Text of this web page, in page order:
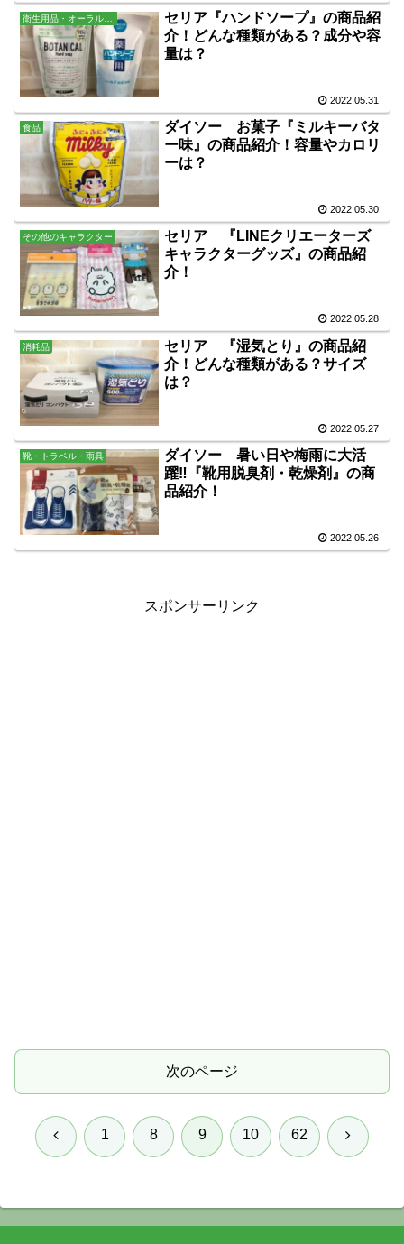
セリア『ハンドソープ』の商品紹
介！どんな種類がある？成分や容
量は？
2022.05.31
食品
ダイソー お菓子『ミルキーバタ
ー味』の商品紹介！容量やカロリ
ーは？
2022.05.30
その他のキャラクター
セリア 『LINEクリエーターズ
キャラクターグッズ』の商品紹
介！
2022.05.28
消耗品
セリア 『湿気とり』の商品紹
介！どんな種類がある？サイズ
は？
2022.05.27
靴・トラベル・雨具
ダイソー 暑い日や梅雨に大活
躍‼『靴用脱臭剤・乾燥剤』の商
品紹介！
2022.05.26
スポンサーリンク
次のページ
前 1 8 9 10 62 次